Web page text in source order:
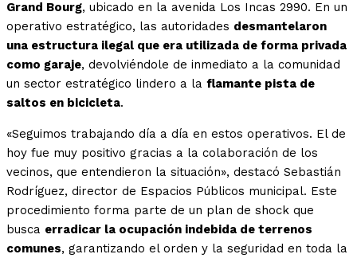
Grand Bourg, ubicado en la avenida Los Incas 2990. En un
operativo estratégico, las autoridades desmantelaron
una estructura ilegal que era utilizada de forma privada
como garaje, devolviéndole de inmediato a la comunidad
un sector estratégico lindero a la flamante pista de
saltos en bicicleta.
«Seguimos trabajando día a día en estos operativos. El de
hoy fue muy positivo gracias a la colaboración de los
vecinos, que entendieron la situación», destacó Sebastián
Rodríguez, director de Espacios Públicos municipal. Este
procedimiento forma parte de un plan de shock que
busca erradicar la ocupación indebida de terrenos
comunes, garantizando el orden y la seguridad en toda la